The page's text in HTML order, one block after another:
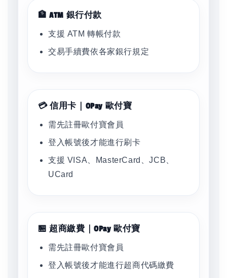
🏦 ATM 銀行付款
支援 ATM 轉帳付款
交易手續費依各家銀行規定
💳 信用卡｜OPay 歐付寶
需先註冊歐付寶會員
登入帳號後才能進行刷卡
支援 VISA、MasterCard、JCB、
UCard
🏪 超商繳費｜OPay 歐付寶
需先註冊歐付寶會員
登入帳號後才能進行超商代碼繳費